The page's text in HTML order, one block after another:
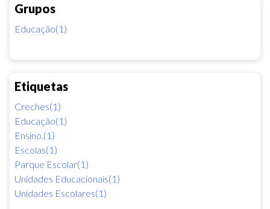
Grupos
Educação(1)
Etiquetas
Creches(1)
Educação(1)
Ensino.(1)
Escolas(1)
Parque Escolar(1)
Unidades Educacionais(1)
Unidades Escolares(1)